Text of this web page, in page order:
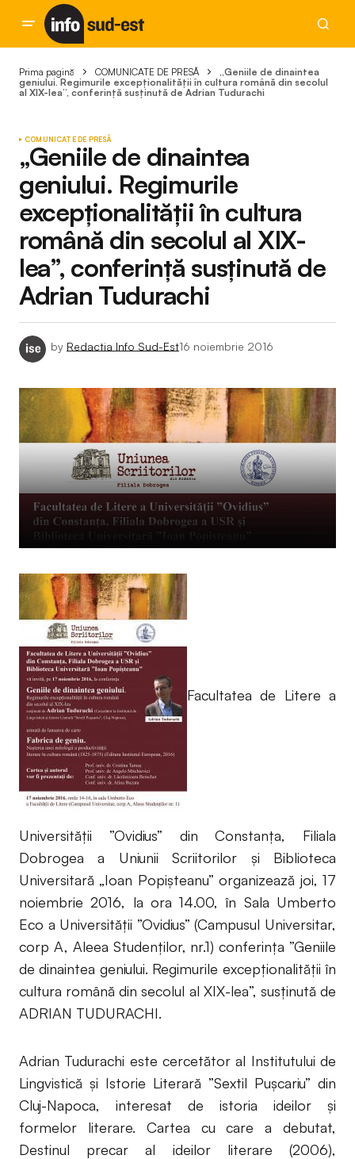
Prima pagină COMUNICATE DE PRESĂ
„Geniile de dinaintea
geniului. Regimurile excepționalității în cultura română din secolul
al XIX-lea”, conferință susținută de Adrian Tudurachi
COMUNICATE DE PRESĂ
„Geniile de dinaintea
geniului. Regimurile
excepționalității în cultura
română din secolul al XIX-
lea”, conferință susținută de
Adrian Tudurachi
by Redactia Info Sud-Est16 noiembrie 2016
Facultatea de Litere a
Universității ”Ovidius” din Constanța, Filiala
Dobrogea a Uniunii Scriitorilor și Biblioteca
Universitară „Ioan Popișteanu” organizează joi, 17
noiembrie 2016, la ora 14.00, în Sala Umberto
Eco a Universității ”Ovidius” (Campusul Universitar,
corp A, Aleea Studenților, nr.1) conferința ”Geniile
de dinaintea geniului. Regimurile excepționalității în
cultura română din secolul al XIX-lea”, susținută de
ADRIAN TUDURACHI.
Adrian Tudurachi este cercetător al Institutului de
Lingvistică și Istorie Literară ”Sextil Pușcariu” din
Cluj-Napoca, interesat de istoria ideilor și
formelor literare. Cartea cu care a debutat,
Destinul precar al ideilor literare (2006),